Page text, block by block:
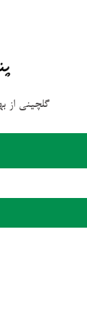
گلچینی از